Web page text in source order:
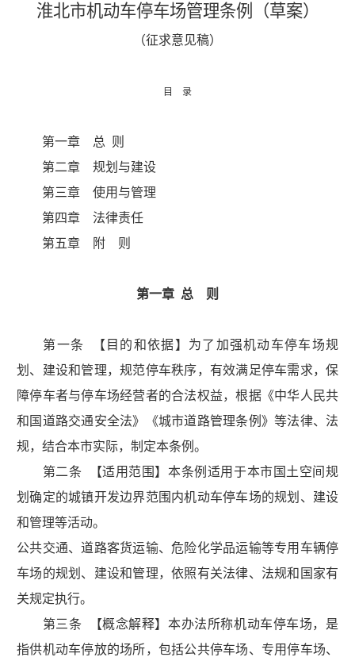
淮北市机动车停车场管理条例（草案）
（征求意见稿）
目 录
第一章 总 则
第二章 规划与建设
第三章 使用与管理
第四章 法律责任
第五章 附 则
第一章 总 则
第一条 【目的和依据】为了加强机动车停车场规
划、建设和管理，规范停车秩序，有效满足停车需求，保
障停车者与停车场经营者的合法权益，根据《中华人民共
和国道路交通安全法》《城市道路管理条例》等法律、法
规，结合本市实际，制定本条例。
第二条 【适用范围】本条例适用于本市国土空间规
划确定的城镇开发边界范围内机动车停车场的规划、建设
和管理等活动。
公共交通、道路客货运输、危险化学品运输等专用车辆停
车场的规划、建设和管理，依照有关法律、法规和国家有
关规定执行。
第三条 【概念解释】本办法所称机动车停车场，是
指供机动车停放的场所，包括公共停车场、专用停车场、